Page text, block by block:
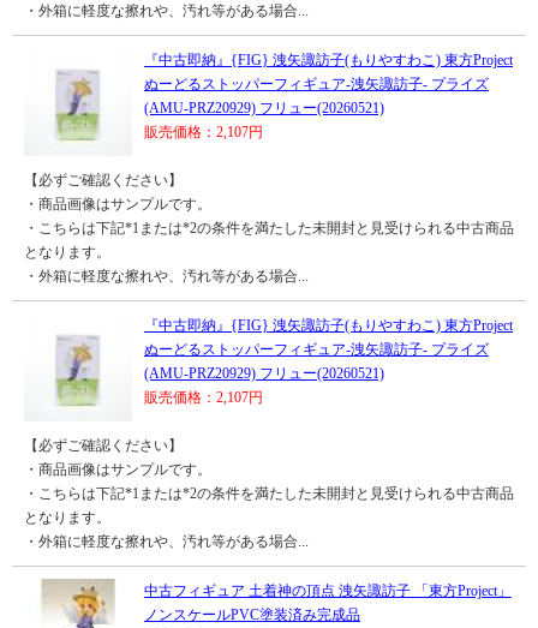
・外箱に軽度な擦れや、汚れ等がある場合...
『中古即納』{FIG} 洩矢諏訪子(もりやすわこ) 東方Project
ぬーどるストッパーフィギュア-洩矢諏訪子- プライズ
(AMU-PRZ20929) フリュー(20260521)
販売価格：2,107円
【必ずご確認ください】
・商品画像はサンプルです。
・こちらは下記*1または*2の条件を満たした未開封と見受けられる中古商品
となります。
・外箱に軽度な擦れや、汚れ等がある場合...
『中古即納』{FIG} 洩矢諏訪子(もりやすわこ) 東方Project
ぬーどるストッパーフィギュア-洩矢諏訪子- プライズ
(AMU-PRZ20929) フリュー(20260521)
販売価格：2,107円
【必ずご確認ください】
・商品画像はサンプルです。
・こちらは下記*1または*2の条件を満たした未開封と見受けられる中古商品
となります。
・外箱に軽度な擦れや、汚れ等がある場合...
中古フィギュア 土着神の頂点 洩矢諏訪子 「東方Project」
ノンスケールPVC塗装済み完成品